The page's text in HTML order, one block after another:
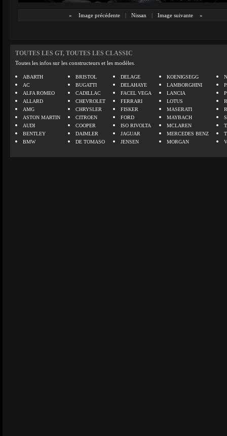
« Image précédente | Nissan | Image suivante »
TOUTES LES GT, TOUTES LES CLASSIC
Toutes les infos sur les constructeurs et les modèles.
ABARTH
AC
ALFA ROMEO
ALLARD
AMG
ASTON MARTIN
AUDI
BENTLEY
BMW
BRISTOL
BUGATTI
CADILLAC
CHEVROLET
CHRYSLER
CITROEN
COOPER
DAIMLER
DE TOMASO
DELAGE
DELAHAYE
FACEL VEGA
FERRARI
FISKER
FORD
ISO RIVOLTA
JAGUAR
JENSEN
KOENIGSEGG
LAMBORGHINI
LANCIA
LOTUS
MASERATI
MAYBACH
MCLAREN
MERCEDES BENZ
MORGAN